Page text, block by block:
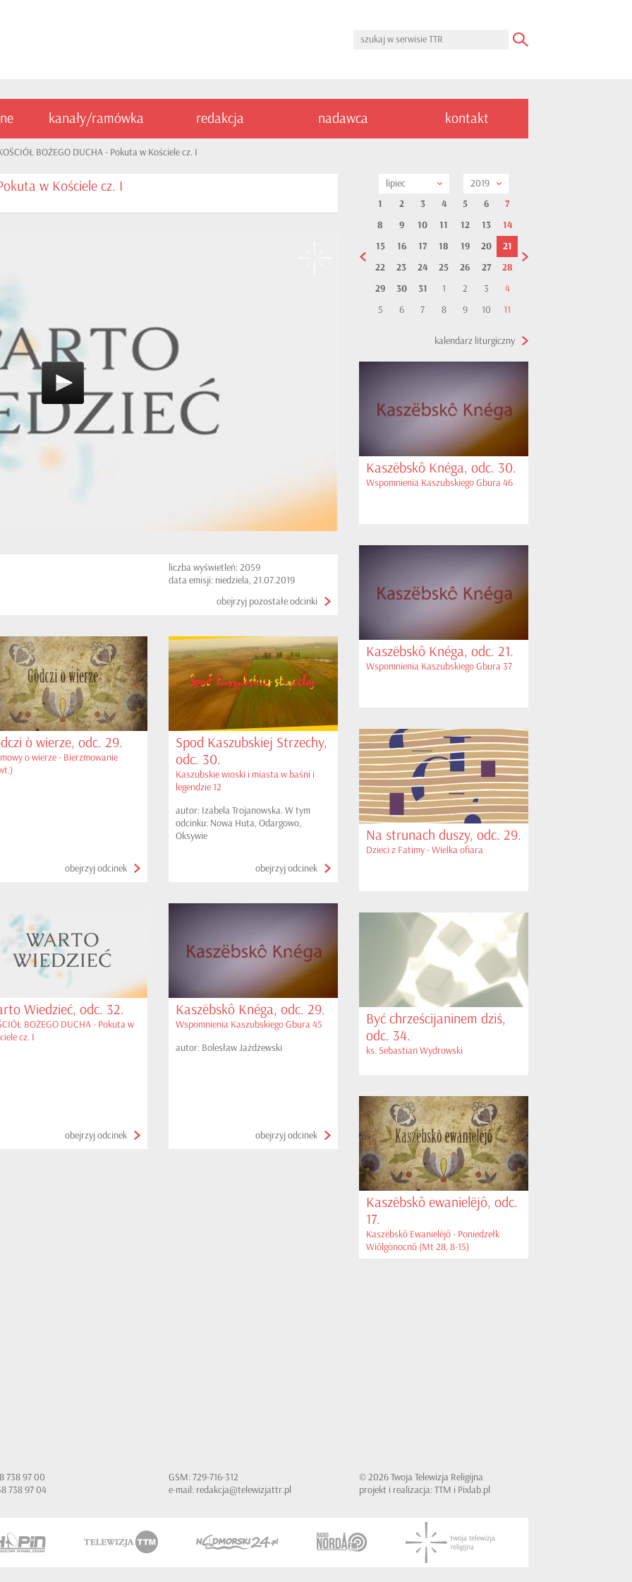
kanały/ramówka redakcja nadawca kontakt
BOŻEGO DUCHA - Pokuta w Kościele cz. I
w Kościele cz. I
liczba wyświetleń: 2059
data emisji: niedziela, 21.07.2019
obejrzyj pozostałe odcinki
ò wierze, odc. 29.
o wierze - Bierzmowanie
obejrzyj odcinek
Spod Kaszubskiej Strzechy,
odc. 30.
Kaszubskie wioski i miasta w baśni i
legendzie 12
autor: Izabela Trojanowska. W tym
odcinku: Nowa Huta, Odargowo,
Oksywie
obejrzyj odcinek
Wiedzieć, odc. 32.
BOŻEGO DUCHA - Pokuta w
cz. I
obejrzyj odcinek
Kaszëbskô Knéga, odc. 29.
Wspomnienia Kaszubskiego Gbura 45
autor: Bolesław Jażdżewski
obejrzyj odcinek
lipiec 2019
1 2 3 4 5 6
7
8
9 10 11 12 13
14
15
16 17 18 19 20
21
22
23 24 25 26 27
28
29
30 31 1 2 3
4
5
6 7 8 9 10 11
kalendarz liturgiczny
Kaszëbskô Knéga, odc. 30.
Wspomnienia Kaszubskiego Gbura 46
Kaszëbskô Knéga, odc. 21.
Wspomnienia Kaszubskiego Gbura 37
Na strunach duszy, odc. 29.
Dzieci z Fatimy - Wielka ofiara
Być chrześcijaninem dziś,
odc. 34.
ks. Sebastian Wydrowski
Kaszëbskô ewanielëjô, odc.
17.
Kaszëbskô Ewanielëjô - Poniedzełk
Wiôlgònocnô (Mt 28, 8-15)
738 97 00
738 97 04
GSM: 729-716-312
e-mail: redakcja@telewizjattr.pl
© 2026 Twoja Telewizja Religijna
projekt i realizacja: TTM i Pixlab.pl